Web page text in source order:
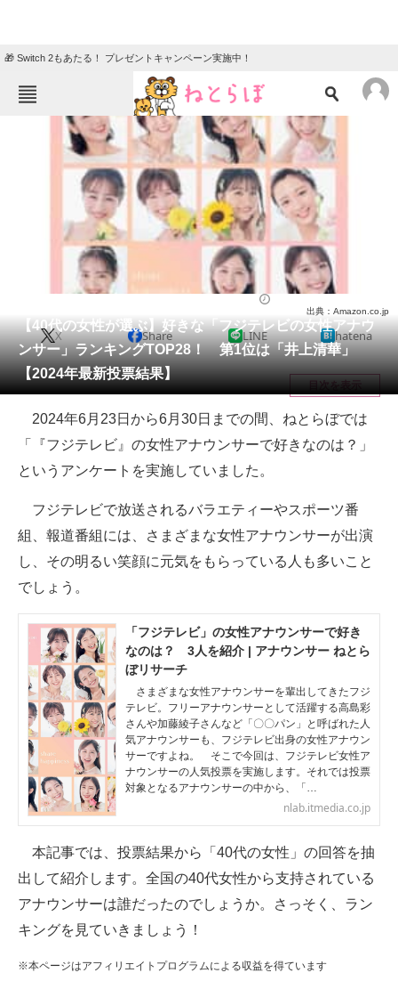
🎁 Switch 2もあたる！ プレゼントキャンペーン実施中！
ねとらぼメニュー
ニュース
クイズ
地域
教育・育児
リサーチ
会員記事
メディア
注目記事を集めた総合ページ
ITの今と未来を見通す
スマホと通信の最新トレンド
進化するPCとデバイスの未来
好きが集まる 比べて選べる
ビジネスと働き方のヒント
AI活用のいまが分かる
企業ITのトレンドを詳説
経営リーダーのコミュニティ
マーケ×ITの今がよく分かる
ITエンジニア向け専門サイト
企業向けIT製品の総合サイト
IT製品の技術・比較・事例
製造業のIT導入・活用を支援
モノづくり技術者専門サイト
エレクトロニクス専門サイト
【40代の女性が選ぶ】好きな「フジテレビの女性アナウ
ンサー」ランキングTOP28！ 第1位は「井上清華」
【2024年最新投票結果】
出典：Amazon.co.jp
X Share LINE hatena
目次を表示
2024年6月23日から6月30日までの間、ねとらぼでは
「『フジテレビ』の女性アナウンサーで好きなのは？」
というアンケートを実施していました。
フジテレビで放送されるバラエティーやスポーツ番
組、報道番組には、さまざまな女性アナウンサーが出演
し、その明るい笑顔に元気をもらっている人も多いこと
でしょう。
「フジテレビ」の女性アナウンサーで好き
なのは？ 3人を紹介 | アナウンサー ねとら
ぼリサーチ
さまざまな女性アナウンサーを輩出してきたフジ
テレビ。フリーアナウンサーとして活躍する高島彩
さんや加藤綾子さんなど「〇〇パン」と呼ばれた人
気アナウンサーも、フジテレビ出身の女性アナウン
サーですよね。 そこで今回は、フジテレビ女性ア
ナウンサーの人気投票を実施します。それでは投票
対象となるアナウンサーの中から、「…
nlab.itmedia.co.jp
本記事では、投票結果から「40代の女性」の回答を抽
出して紹介します。全国の40代女性から支持されている
アナウンサーは誰だったのでしょうか。さっそく、ラン
キングを見ていきましょう！
※本ページはアフィリエイトプログラムによる収益を得ています